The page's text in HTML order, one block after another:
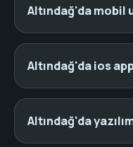
Altındağ'da mobil
Altındağ'da ios
Altındağ'da